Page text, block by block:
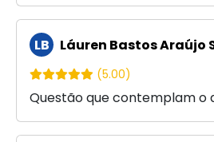
LB Láuren Bastos Araújo
(5.00)
Questão que contemplam o